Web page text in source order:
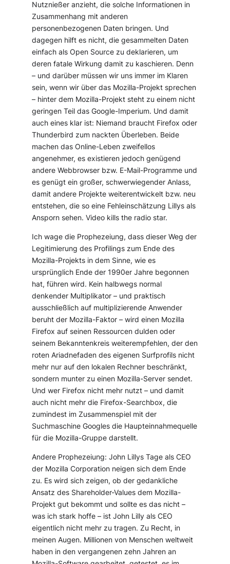
Nutznießer anzieht, die solche Informationen in
Zusammenhang mit anderen
personenbezogenen Daten bringen. Und
dagegen hilft es nicht, die gesammelten Daten
einfach als Open Source zu deklarieren, um
deren fatale Wirkung damit zu kaschieren. Denn
– und darüber müssen wir uns immer im Klaren
sein, wenn wir über das Mozilla-Projekt sprechen
– hinter dem Mozilla-Projekt steht zu einem nicht
geringen Teil das Google-Imperium. Und damit
auch eines klar ist: Niemand braucht Firefox oder
Thunderbird zum nackten Überleben. Beide
machen das Online-Leben zweifellos
angenehmer, es existieren jedoch genügend
andere Webbrowser bzw. E-Mail-Programme und
es genügt ein großer, schwerwiegender Anlass,
damit andere Projekte weiterentwickelt bzw. neu
entstehen, die so eine Fehleinschätzung Lillys als
Ansporn sehen. Video kills the radio star.
Ich wage die Prophezeiung, dass dieser Weg der
Legitimierung des Profilings zum Ende des
Mozilla-Projekts in dem Sinne, wie es
ursprünglich Ende der 1990er Jahre begonnen
hat, führen wird. Kein halbwegs normal
denkender Multiplikator – und praktisch
ausschließlich auf multiplizierende Anwender
beruht der Mozilla-Faktor – wird einen Mozilla
Firefox auf seinen Ressourcen dulden oder
seinem Bekanntenkreis weiterempfehlen, der den
roten Ariadnefaden des eigenen Surfprofils nicht
mehr nur auf den lokalen Rechner beschränkt,
sondern munter zu einen Mozilla-Server sendet.
Und wer Firefox nicht mehr nutzt – und damit
auch nicht mehr die Firefox-Searchbox, die
zumindest im Zusammenspiel mit der
Suchmaschine Googles die Haupteinnahmequelle
für die Mozilla-Gruppe darstellt.
Andere Prophezeiung: John Lillys Tage als CEO
der Mozilla Corporation neigen sich dem Ende
zu. Es wird sich zeigen, ob der gedankliche
Ansatz des Shareholder-Values dem Mozilla-
Projekt gut bekommt und sollte es das nicht –
was ich stark hoffe – ist John Lilly als CEO
eigentlich nicht mehr zu tragen. Zu Recht, in
meinen Augen. Millionen von Menschen weltweit
haben in den vergangenen zehn Jahren an